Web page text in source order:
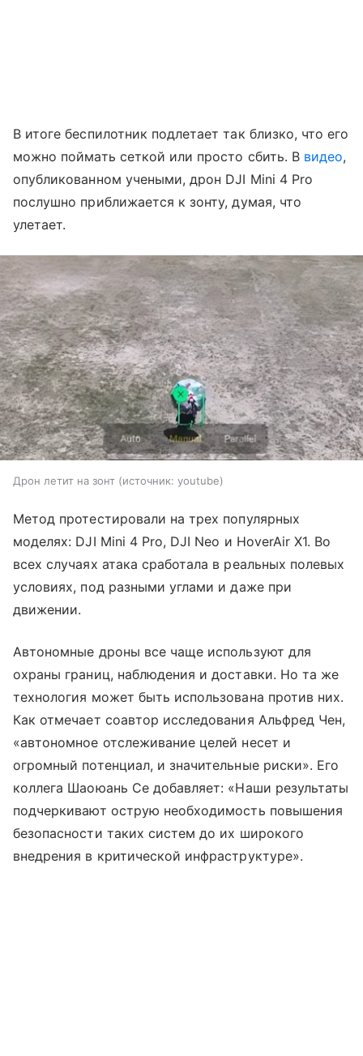
В итоге беспилотник подлетает так близко, что его
можно поймать сеткой или просто сбить. В видео,
опубликованном учеными, дрон DJI Mini 4 Pro
послушно приближается к зонту, думая, что
улетает.
Дрон летит на зонт источник: youtube
Метод протестировали на трех популярных
моделях: DJI Mini 4 Pro, DJI Neo и HoverAir X1. Во
всех случаях атака сработала в реальных полевых
условиях, под разными углами и даже при
движении.
Автономные дроны все чаще используют для
охраны границ, наблюдения и доставки. Но та же
технология может быть использована против них.
Как отмечает соавтор исследования Альфред Чен,
«автономное отслеживание целей несет и
огромный потенциал, и значительные риски». Его
коллега Шаоюань Се добавляет: «Наши результаты
подчеркивают острую необходимость повышения
безопасности таких систем до их широкого
внедрения в критической инфраструктуре».